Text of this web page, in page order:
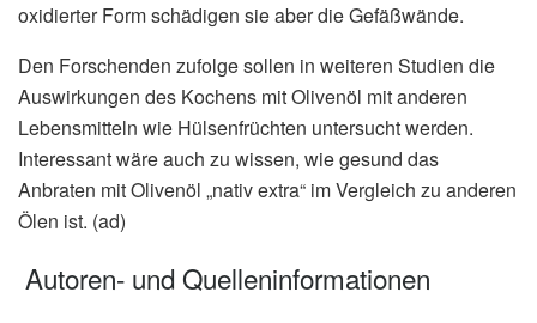
oxidierter Form schädigen sie aber die Gefäßwände.
Den Forschenden zufolge sollen in weiteren Studien die
Auswirkungen des Kochens mit Olivenöl mit anderen
Lebensmitteln wie Hülsenfrüchten untersucht werden.
Interessant wäre auch zu wissen, wie gesund das
Anbraten mit Olivenöl „nativ extra“ im Vergleich zu anderen
Ölen ist. (ad)
Autoren- und Quelleninformationen